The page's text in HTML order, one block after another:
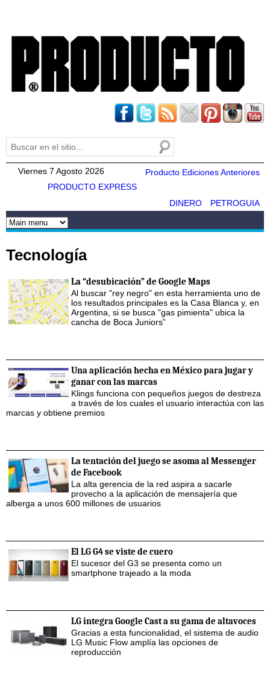
Formulario de búsqueda
Buscar
Viernes 7 Agosto 2026
Producto Ediciones Anteriores
PRODUCTO EXPRESS
PETROGUIA
DINERO
Tecnología
La “desubicación” de Google Maps
Al buscar "rey negro" en esta herramienta uno de
los resultados principales es la Casa Blanca y, en
Argentina, si se busca "gas pimienta" ubica la
cancha de Boca Juniors”
Una aplicación hecha en México para jugar y
ganar con las marcas
Klings funciona con pequeños juegos de destreza
a través de los cuales el usuario interactúa con las
marcas y obtiene premios
La tentación del juego se asoma al Messenger
de Facebook
La alta gerencia de la red aspira a sacarle
provecho a la aplicación de mensajería que
alberga a unos 600 millones de usuarios
El LG G4 se viste de cuero
El sucesor del G3 se presenta como un
smartphone trajeado a la moda
LG integra Google Cast a su gama de altavoces
Gracias a esta funcionalidad, el sistema de audio
LG Music Flow amplía las opciones de
reproducción